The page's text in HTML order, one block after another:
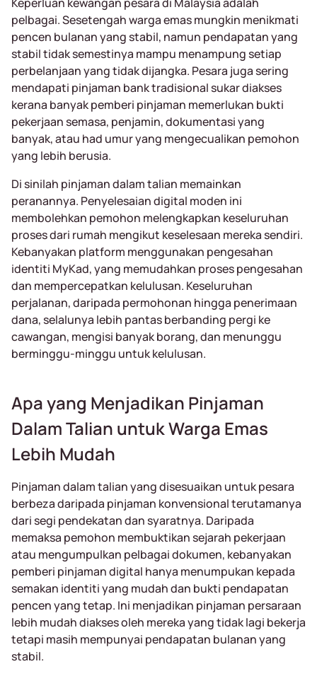
pelbagai. Sesetengah warga emas mungkin menikmati
pencen bulanan yang stabil, namun pendapatan yang
stabil tidak semestinya mampu menampung setiap
perbelanjaan yang tidak dijangka. Pesara juga sering
mendapati pinjaman bank tradisional sukar diakses
kerana banyak pemberi pinjaman memerlukan bukti
pekerjaan semasa, penjamin, dokumentasi yang
banyak, atau had umur yang mengecualikan pemohon
yang lebih berusia.
Di sinilah pinjaman dalam talian memainkan
peranannya. Penyelesaian digital moden ini
membolehkan pemohon melengkapkan keseluruhan
proses dari rumah mengikut keselesaan mereka sendiri.
Kebanyakan platform menggunakan pengesahan
identiti MyKad, yang memudahkan proses pengesahan
dan mempercepatkan kelulusan. Keseluruhan
perjalanan, daripada permohonan hingga penerimaan
dana, selalunya lebih pantas berbanding pergi ke
cawangan, mengisi banyak borang, dan menunggu
berminggu-minggu untuk kelulusan.
Apa yang Menjadikan Pinjaman
Dalam Talian untuk Warga Emas
Lebih Mudah
Pinjaman dalam talian yang disesuaikan untuk pesara
berbeza daripada pinjaman konvensional terutamanya
dari segi pendekatan dan syaratnya. Daripada
memaksa pemohon membuktikan sejarah pekerjaan
atau mengumpulkan pelbagai dokumen, kebanyakan
pemberi pinjaman digital hanya menumpukan kepada
semakan identiti yang mudah dan bukti pendapatan
pencen yang tetap. Ini menjadikan pinjaman persaraan
lebih mudah diakses oleh mereka yang tidak lagi bekerja
tetapi masih mempunyai pendapatan bulanan yang
stabil.